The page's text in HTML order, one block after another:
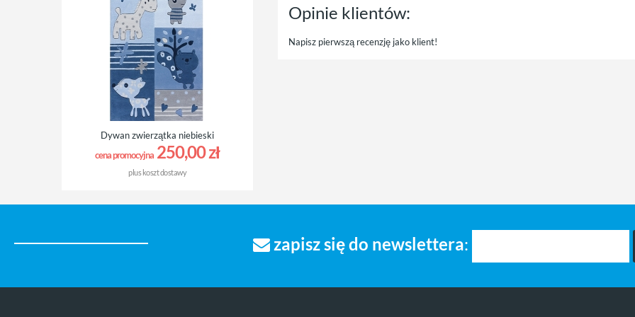
Opinie klientów:
Napisz pierwszą recenzję jako klient!
Dywan zwierzątka niebieski
cena promocyjna 250,00 zł
pluskoszt dostawy
zapisz się do newslettera: